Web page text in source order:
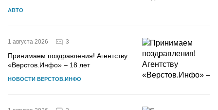
АВТО
1 августа 2026 3
Принимаем поздравления! Агентству
«Верстов.Инфо» – 18 лет
НОВОСТИ ВЕРСТОВ.ИНФО